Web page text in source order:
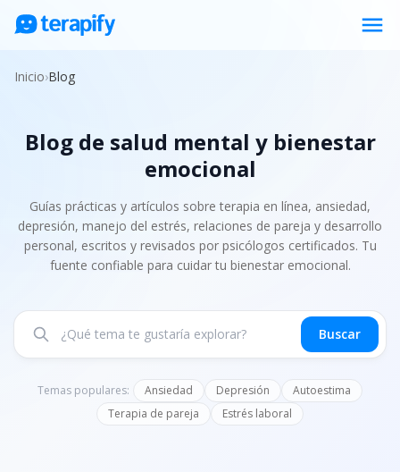
menu
Psicólogos en línea
Opiniones
Preguntas frecuentes
Blog
Trabaja con nosotros
Inicio›Blog
Blog de salud mental y bienestar
emocional
Guías prácticas y artículos sobre terapia en línea, ansiedad,
depresión, manejo del estrés, relaciones de pareja y desarrollo
personal, escritos y revisados por psicólogos certificados. Tu
fuente confiable para cuidar tu bienestar emocional.
Buscar
Temas populares: Ansiedad Depresión
Autoestima
Terapia de pareja
Estrés laboral